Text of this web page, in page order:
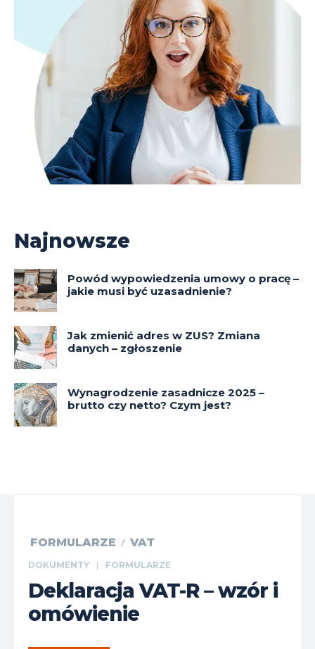
Najnowsze
Powód wypowiedzenia umowy o pracę –
jakie musi być uzasadnienie?
Jak zmienić adres w ZUS? Zmiana
danych – zgłoszenie
Wynagrodzenie zasadnicze 2025 –
brutto czy netto? Czym jest?